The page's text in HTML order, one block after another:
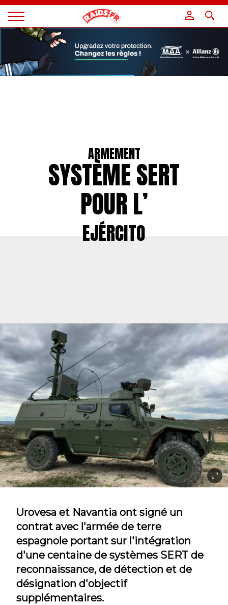
Magazine
Raids
ARMEMENT
SYSTÈME SERT
POUR L’
EJÉRCITO
Urovesa et Navantia ont signé un
contrat avec l'armée de terre
espagnole portant sur l'intégration
d'une centaine de systèmes SERT de
reconnaissance, de détection et de
désignation d'objectif
supplémentaires.
Panneau de gestion des cookies